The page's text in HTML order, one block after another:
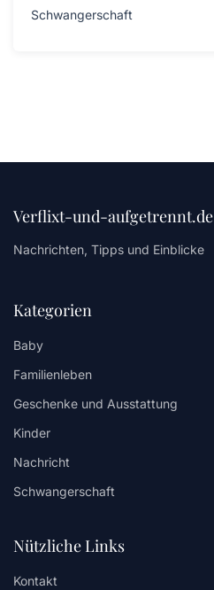
Schwangerschaft
Verflixt-und-aufgetrennt.de
Nachrichten, Tipps und Einblicke
Kategorien
Baby
Familienleben
Geschenke und Ausstattung
Kinder
Nachricht
Schwangerschaft
Nützliche Links
Kontakt